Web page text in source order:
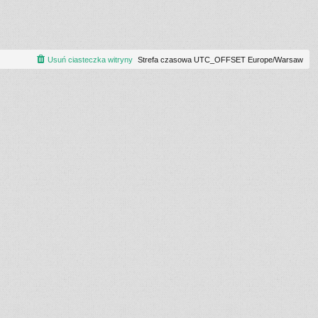
Strefa czasowa UTC_OFFSET Europe/Warsaw
Usuń ciasteczka witryny